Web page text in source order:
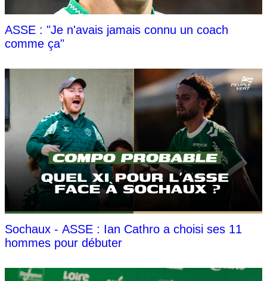
ASSE : "Je n'avais jamais connu un coach
comme ça"
Sochaux - ASSE : Ian Cathro a choisi ses 11
hommes pour débuter